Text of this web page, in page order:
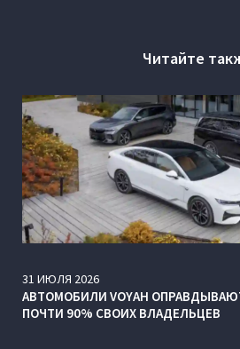
Читайте
31 ИЮЛЯ 2026
АВТОМОБИЛИ VOYAH
ПОЧТИ 90% СВОИХ ВЛАДЕЛЬЦЕВ